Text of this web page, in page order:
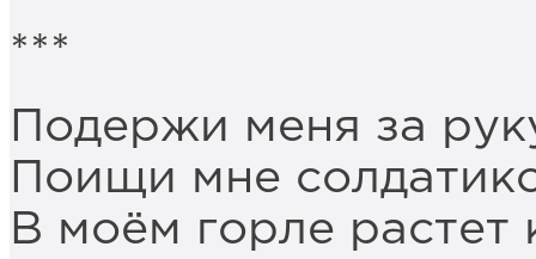
***
Подержи меня за
Поищи мне
В моём горле растет